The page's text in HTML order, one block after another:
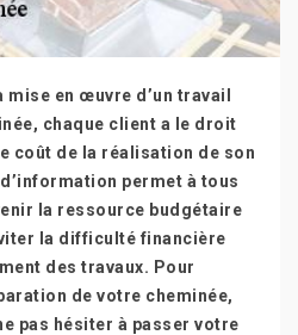
en œuvre d’un travail
chaque client a le droit
coût de la réalisation de son
permet à tous
la ressource budgétaire
la difficulté financière
des travaux. Pour
de votre cheminée,
pas hésiter à passer votre